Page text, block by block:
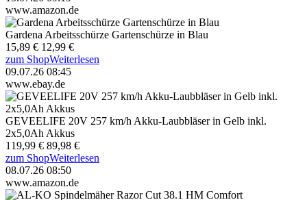
www.amazon.de
Gardena Arbeitsschürze Gartenschürze in Blau
15,89 € 12,99 €
zum ShopWeiterlesen
09.07.26 08:45
www.ebay.de
GEVEELIFE 20V 257 km/h Akku-Laubbläser in Gelb inkl.
2x5,0Ah Akkus
119,99 € 89,98 €
zum ShopWeiterlesen
08.07.26 08:50
www.amazon.de